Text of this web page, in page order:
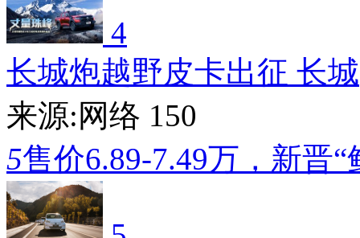
4
长城炮越野皮卡出征 长城
来源:网络 150
5售价6.89-7.49万，新晋“